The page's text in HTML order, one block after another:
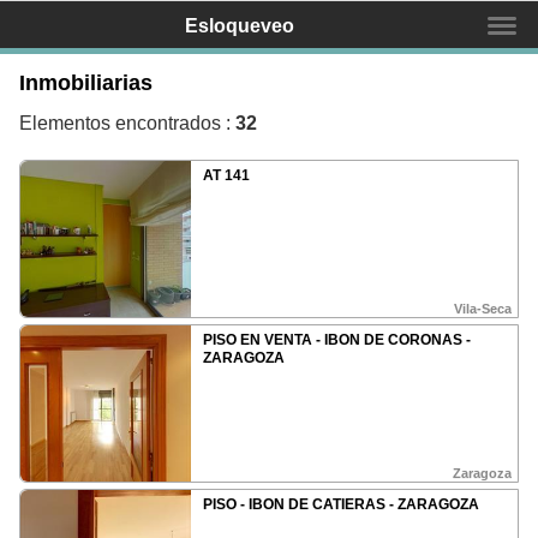
Esloqueveo
Buscas un negocio?
Inicio
Mapa
Servicios
Equipo
Contactar
Promociona tu negocio
¿Qué és Esloqueveo?
¿Como mostrar mi negocio?
Inmobiliarias
Elementos encontrados : 32
AT 141
Vila-Seca
PISO EN VENTA - IBON DE CORONAS -
ZARAGOZA
Zaragoza
PISO - IBON DE CATIERAS - ZARAGOZA